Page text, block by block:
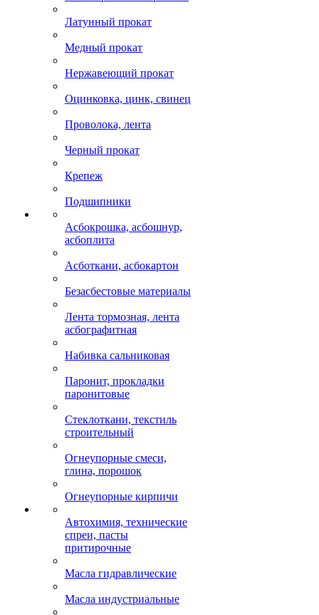
Латунный прокат
Медный прокат
Нержавеющий прокат
Оцинковка, цинк, свинец
Проволока, лента
Черный прокат
Крепеж
Подшипники
Асбокрошка, асбошнур,
асбоплита
Асботкани, асбокартон
Безасбестовые материалы
Лента тормозная, лента
асбографитная
Набивка сальниковая
Паронит, прокладки
паронитовые
Стеклоткани, текстиль
строительный
Огнеупорные смеси,
глина, порошок
Огнеупорные кирпичи
Автохимия, технические
спреи, пасты
притирочные
Масла гидравлические
Масла индустриальные